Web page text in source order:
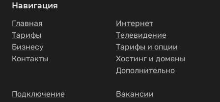
Навигация
Главная
Тарифы
Бизнесу
Контакты
Интернет
Телевидение
Тарифы и опции
Хостинг и домены
Дополнительно
Подключение
Вакансии